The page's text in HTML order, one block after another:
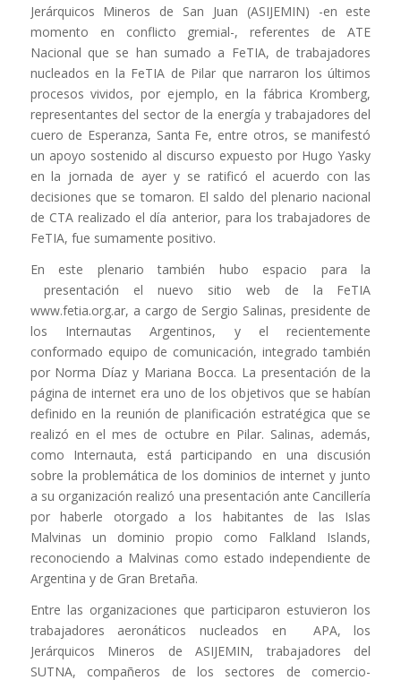
Jerárquicos Mineros de San Juan (ASIJEMIN) -en este
momento en conflicto gremial-, referentes de ATE
Nacional que se han sumado a FeTIA, de trabajadores
nucleados en la FeTIA de Pilar que narraron los últimos
procesos vividos, por ejemplo, en la fábrica Kromberg,
representantes del sector de la energía y trabajadores del
cuero de Esperanza, Santa Fe, entre otros, se manifestó
un apoyo sostenido al discurso expuesto por Hugo Yasky
en la jornada de ayer y se ratificó el acuerdo con las
decisiones que se tomaron. El saldo del plenario nacional
de CTA realizado el día anterior, para los trabajadores de
FeTIA, fue sumamente positivo.
En este plenario también hubo espacio para la
presentación el nuevo sitio web de la FeTIA
www.fetia.org.ar, a cargo de Sergio Salinas, presidente de
los Internautas Argentinos, y el recientemente
conformado equipo de comunicación, integrado también
por Norma Díaz y Mariana Bocca. La presentación de la
página de internet era uno de los objetivos que se habían
definido en la reunión de planificación estratégica que se
realizó en el mes de octubre en Pilar. Salinas, además,
como Internauta, está participando en una discusión
sobre la problemática de los dominios de internet y junto
a su organización realizó una presentación ante Cancillería
por haberle otorgado a los habitantes de las Islas
Malvinas un dominio propio como Falkland Islands,
reconociendo a Malvinas como estado independiente de
Argentina y de Gran Bretaña.
Entre las organizaciones que participaron estuvieron los
trabajadores aeronáticos nucleados en APA, los
Jerárquicos Mineros de ASIJEMIN, trabajadores del
SUTNA, compañeros de los sectores de comercio-